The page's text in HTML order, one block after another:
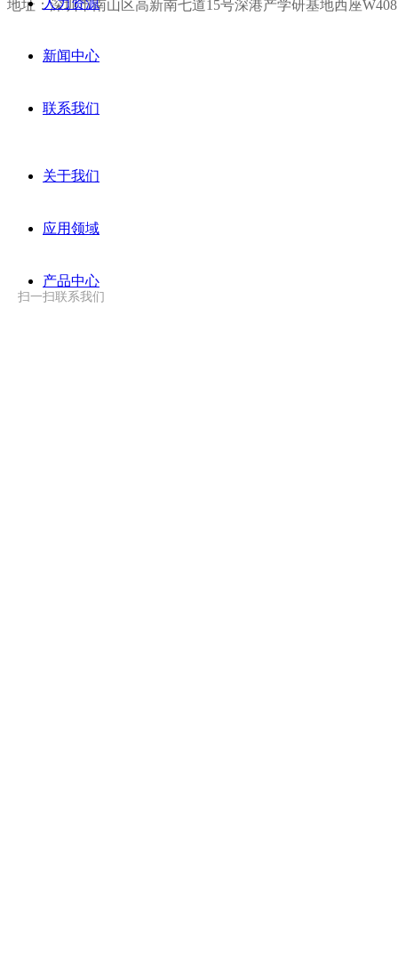
地址：深圳市南山区高新南七道15号深港产学研基地西座W408
人力资源
新闻中心
联系我们
关于我们
应用领域
产品中心
扫一扫联系我们